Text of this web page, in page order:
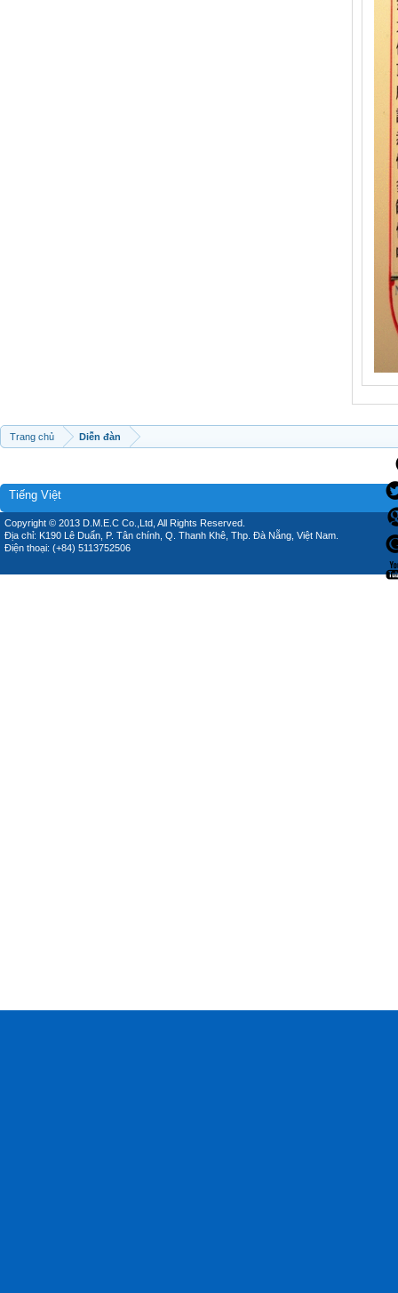
Trang chủ Diễn đàn
Tiếng Việt
Copyright © 2013 D.M.E.C Co.,Ltd, All Rights Reserved.
Địa chỉ: K190 Lê Duẩn, P. Tân chính, Q. Thanh Khê, Thp. Đà Nẵng, Việt Nam.
Điện thoại: (+84) 5113752506